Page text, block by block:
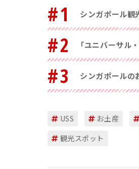
#1 シンガポール観
#2 「ユニバーサル
#3 シンガポールの
USS お土産
観光スポット